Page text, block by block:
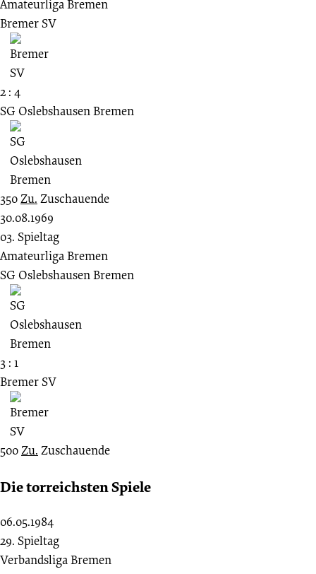
Amateurliga Bremen
Bremer SV
2 : 4
SG Oslebshausen Bremen
350Zu. Zuschauende
30.08.1969
03. Spieltag
Amateurliga Bremen
SG Oslebshausen Bremen
3 : 1
Bremer SV
500Zu. Zuschauende
Die torreichsten Spiele
06.05.1984
29. Spieltag
Verbandsliga Bremen